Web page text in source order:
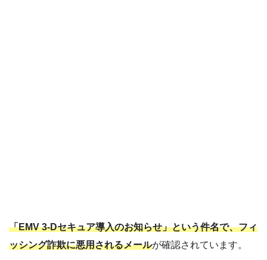
「EMV 3-Dセキュア導入のお知らせ」という件名で、フィ
ッシング詐欺に悪用されるメールが確認されています。